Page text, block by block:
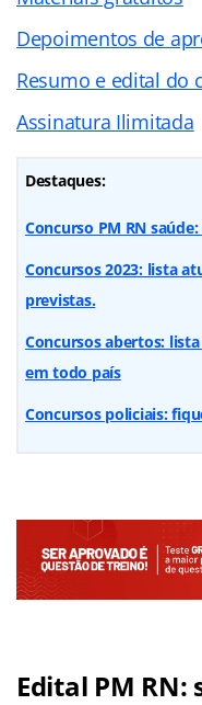
Depoimentos de
Resumo e edital do
Assinatura Ilimitada
Destaques:
Concurso PM RN
Concursos 2023: lista
previstas.
Concursos abertos:
em todo país
Concursos policiais:
Edital PM